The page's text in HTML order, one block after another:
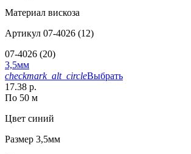
Материал вискоза
Артикул 07-4026 (12)
07-4026 (20)
3,5мм
checkmark_alt_circleВыбрать
17.38 р.
По 50 м
Цвет синий
Размер 3,5мм